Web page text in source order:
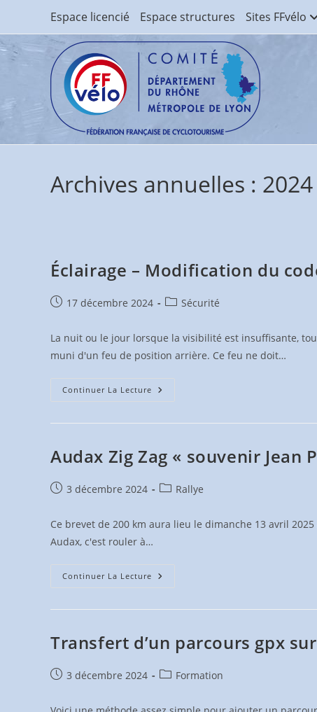
content
Espace licencié Espace structures Sites FFvélo
Archives annuelles : 2024
Éclairage – Modification du
Publication
17 décembre 2024
PostSécurité
La nuit ou le jour lorsque la visibilité est insuffisante,
muni d'un feu de position arrière. Ce feu ne doit…
Continuer La Lecture Éclairage
Route
Audax Zig Zag « souvenir Jean
Publication
3 décembre 2024
PostRallye
Ce brevet de 200 km aura lieu le dimanche 13 avril
Audax, c'est rouler à…
Continuer La Lecture Audax
13
Transfert d’un parcours gpx
Publication
3 décembre 2024
PostFormation